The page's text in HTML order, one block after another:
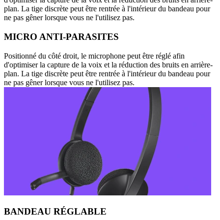
plan. La tige discrète peut être rentrée à l'intérieur du bandeau pour
ne pas gêner lorsque vous ne l'utilisez pas.
MICRO ANTI-PARASITES
Positionné du côté droit, le microphone peut être réglé afin
d'optimiser la capture de la voix et la réduction des bruits en arrière-
plan. La tige discrète peut être rentrée à l'intérieur du bandeau pour
ne pas gêner lorsque vous ne l'utilisez pas.
BANDEAU RÉGLABLE